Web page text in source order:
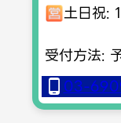
土日祝:
受付方法:
03-